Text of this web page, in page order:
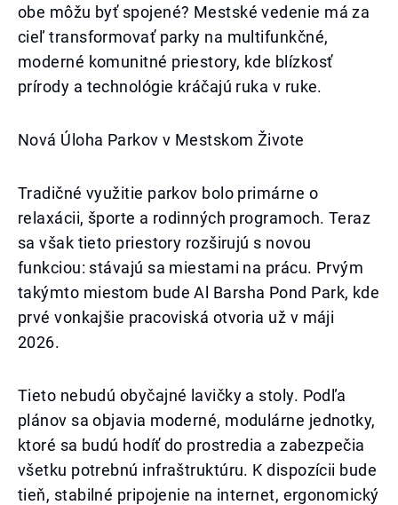
obe môžu byť spojené? Mestské vedenie má za
cieľ transformovať parky na multifunkčné,
moderné komunitné priestory, kde blízkosť
prírody a technológie kráčajú ruka v ruke.
Nová Úloha Parkov v Mestskom Živote
Tradičné využitie parkov bolo primárne o
relaxácii, športe a rodinných programoch. Teraz
sa však tieto priestory rozširujú s novou
funkciou: stávajú sa miestami na prácu. Prvým
takýmto miestom bude Al Barsha Pond Park, kde
prvé vonkajšie pracoviská otvoria už v máji
2026.
Tieto nebudú obyčajné lavičky a stoly. Podľa
plánov sa objavia moderné, modulárne jednotky,
ktoré sa budú hodíť do prostredia a zabezpečia
všetku potrebnú infraštruktúru. K dispozícii bude
tieň, stabilné pripojenie na internet, ergonomický